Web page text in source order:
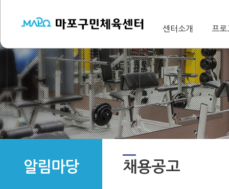
센터소개 프
알림마당 채용공고